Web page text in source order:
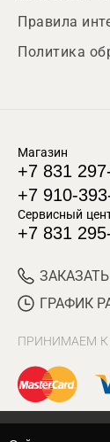
Правила
Политика
Магазин
+7 831
+7 910-
Сервисный
+7 831
ГРАФИК
ПРИНИМАЕМ К